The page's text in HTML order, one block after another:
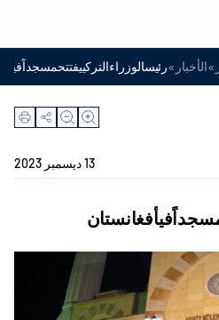
»الأخبار »
13 ديسمبر 2023